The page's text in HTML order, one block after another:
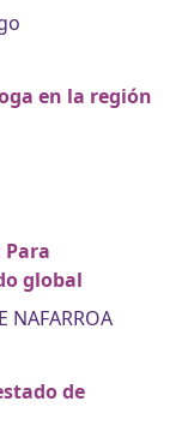
en la región
global
NAFARROA
de